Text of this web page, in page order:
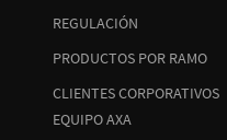
REGULACIÓN
PRODUCTOS POR RAMO
CLIENTES CORPORATIVOS
EQUIPO AXA